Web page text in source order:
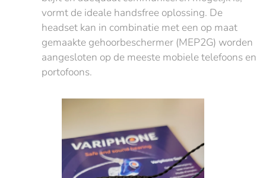
vormt de ideale handsfree oplossing. De
headset kan in combinatie met een op maat
gemaakte gehoorbeschermer (MEP2G) worden
aangesloten op de meeste mobiele telefoons en
portofoons.